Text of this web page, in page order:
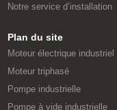
Notre service d’installation
Plan du site
Moteur électrique industriel
Moteur triphasé
Pompe industrielle
Pompe à vide industrielle